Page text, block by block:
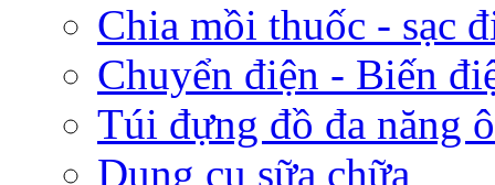
Chia mồi thuốc - sạc
Chuyển điện - Biến
Túi đựng đồ đa năng
Dụng cụ sữa chữa